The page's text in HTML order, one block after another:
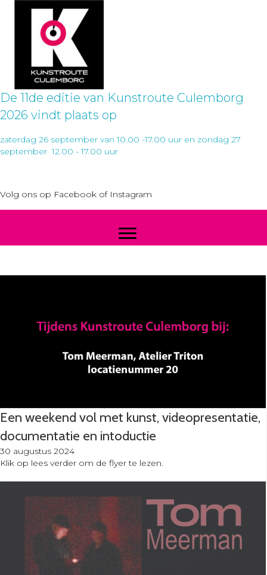
De 11de editie van Kunstroute Culemborg
2026 vindt plaats op
zaterdag 26 september van 10.00 -17.00 uur en zondag 27
september 12.00 - 17.00 uur
Volg ons op Facebook of Instagram
Een weekend vol met kunst, videopresentatie,
documentatie en intoductie
30 augustus 2024
Klik op lees verder om de flyer te lezen.